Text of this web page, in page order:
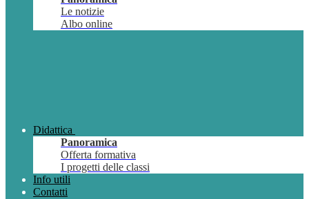
Le notizie
Albo online
Didattica
Panoramica
Offerta formativa
I progetti delle classi
Info utili
Contatti